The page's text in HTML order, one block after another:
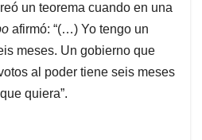
un teorema cuando en una
afirmó: “(…) Yo tengo un
meses. Un gobierno que
al poder tiene seis meses
quiera”.